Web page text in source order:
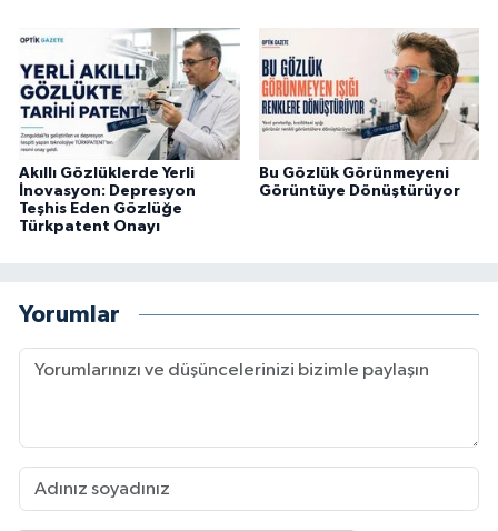
Akıllı Gözlüklerde Yerli
İnovasyon: Depresyon
Teşhis Eden Gözlüğe
Türkpatent Onayı
Bu Gözlük Görünmeyeni
Görüntüye Dönüştürüyor
Yorumlar